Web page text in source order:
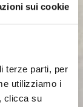
sui cookie
terze parti, per
utilizziamo i
clicca su
è stato, tra
si sono